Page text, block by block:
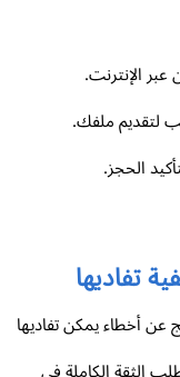
الإنترنت.
ملفك.
الحجز.
أخطاء يمكن تفاديها